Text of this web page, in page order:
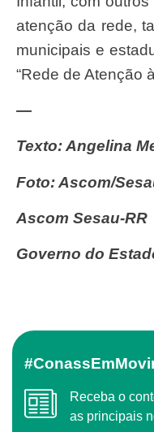
atenção da rede,
municipais e
“Rede de Atenção
—
Texto: Angelina
Foto: Ascom/
Ascom Sesau-RR
Governo do
Receba o conteúdo semanal do Conass com
as principais